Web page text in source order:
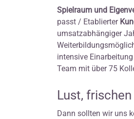
Spielraum und
passt / Etablierter
umsatzabhängiger
intensive
Team mit über 75
Lust,
Dann sollten wir uns